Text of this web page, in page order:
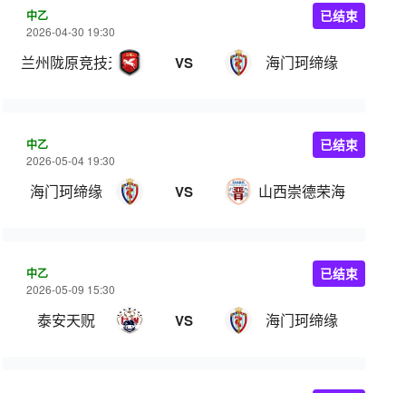
中乙
2026-04-30 19:30
兰州陇原竞技天佑德 VS 海门珂缔缘
已结束
中乙
2026-05-04 19:30
海门珂缔缘 VS 山西崇德荣海
已结束
中乙
2026-05-09 15:30
泰安天贶 VS 海门珂缔缘
已结束